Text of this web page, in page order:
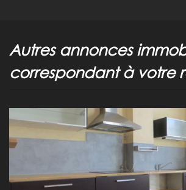
autres annonces immobilières
correspondant à votre